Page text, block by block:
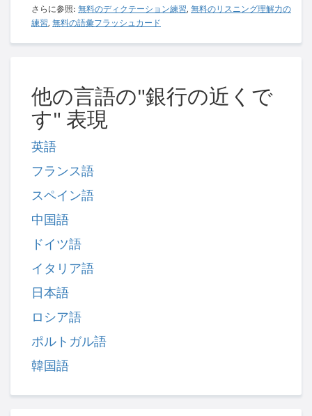
さらに参照: 無料のディクテーション練習, 無料のリスニング理解力の
練習, 無料の語彙フラッシュカード
他の言語の"銀行の近くで
す" 表現
英語
フランス語
スペイン語
中国語
ドイツ語
イタリア語
日本語
ロシア語
ポルトガル語
韓国語